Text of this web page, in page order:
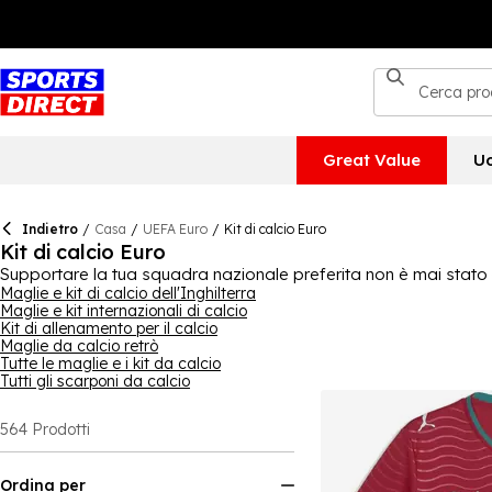
Great Value
Indietro / Casa / UEFA Euro / Kit di calcio Euro
Kit di calcio Euro
Supportare la tua squadra nazionale preferita non è mai
o un completo da indossare durante le tue sessioni di
L'abbigliamento da calcio, dalle magliette da calcio
il tuo nuovo kit da calcio - giornate fuori, al pub, feste,
nazionale inglese, alla Francia, ai Paesi Bassi e altro ancora,
Maglie e kit di calcio dell'Inghilterra
Maglie e kit internazionali di calcio
Kit di allenamento per il calcio
Maglie da calcio retrò
Tutte le maglie e i kit da calcio
Tutti gli scarponi da calcio
564 Prodotti
Ordina per